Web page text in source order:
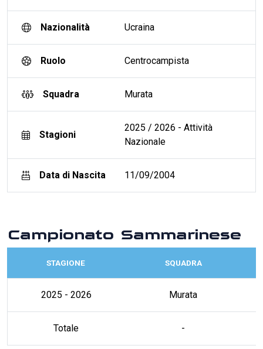
Nazionalità Ucraina
Ruolo Centrocampista
Squadra Murata
Stagioni
2025 / 2026 - Attività
Nazionale
Data di Nascita 11/09/2004
Campionato Sammarinese
STAGIONE SQUADRA
2025 - 2026 Murata
Totale -